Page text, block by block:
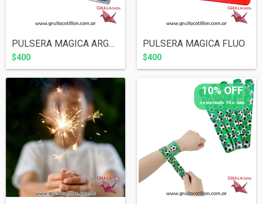
PULSERA MAGICA ARGENTINA
$400
PULSERA MAGICA FLUO
$400
10% OFF
comprando 10 o más